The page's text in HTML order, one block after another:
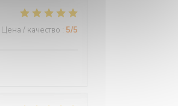
Цена / качество : 5/5